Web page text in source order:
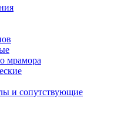
мрамора
и сопутствующие